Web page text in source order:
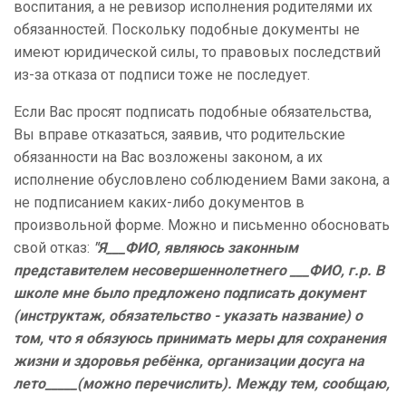
воспитания, а не ревизор исполнения родителями их
обязанностей. Поскольку подобные документы не
имеют юридической силы, то правовых последствий
из-за отказа от подписи тоже не последует.
Если Вас просят подписать подобные обязательства,
Вы вправе отказаться, заявив, что родительские
обязанности на Вас возложены законом, а их
исполнение обусловлено соблюдением Вами закона, а
не подписанием каких-либо документов в
произвольной форме. Можно и письменно обосновать
свой отказ: "Я___ФИО, являюсь законным
представителем несовершеннолетнего ___ФИО, г.р. В
школе мне было предложено подписать документ
(инструктаж, обязательство - указать название) о
том, что я обязуюсь принимать меры для сохранения
жизни и здоровья ребёнка, организации досуга на
лето_____(можно перечислить). Между тем, сообщаю,